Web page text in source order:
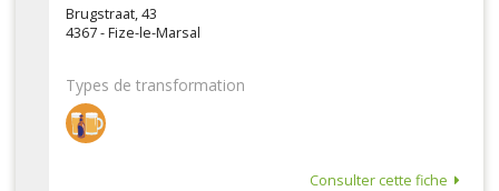
Brugstraat, 43
4367 - Fize-le-Marsal
Types de transformation
Consulter cette fiche